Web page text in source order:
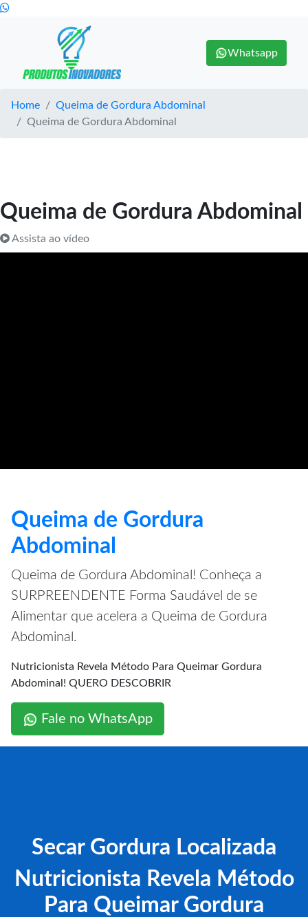
Whatsapp
Home
Queima de Gordura Abdominal
Queima de Gordura Abdominal
Queima de Gordura Abdominal
Assista ao vídeo
Queima de Gordura
Abdominal
Queima de Gordura Abdominal! Conheça a
SURPREENDENTE Forma Saudável de se
Alimentar que acelera a Queima de Gordura
Abdominal.
Nutricionista Revela Método Para Queimar Gordura
Abdominal! QUERO DESCOBRIR
Fale no WhatsApp
Secar Gordura Localizada
Nutricionista Revela Método
Para Queimar Gordura